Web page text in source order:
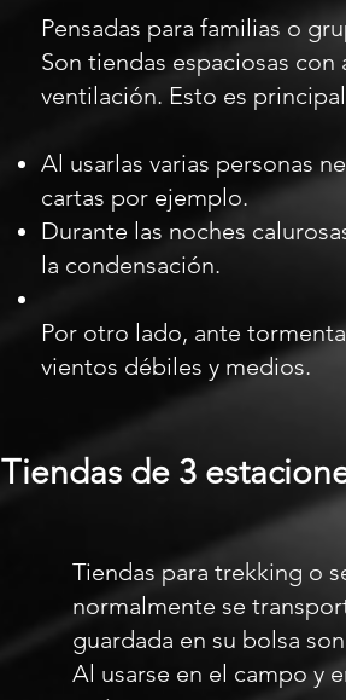
Pensadas para familias o
Son tiendas espaciosas
ventilación. Esto es
Al usarlas varias personas
cartas por ejemplo.
Durante las noches
la condensación.
Por otro lado, ante
vientos débiles y medios.
Tiendas de 3
Tiendas para trekking o
normalmente se
guardada en su bolsa
Al usarse en el campo y